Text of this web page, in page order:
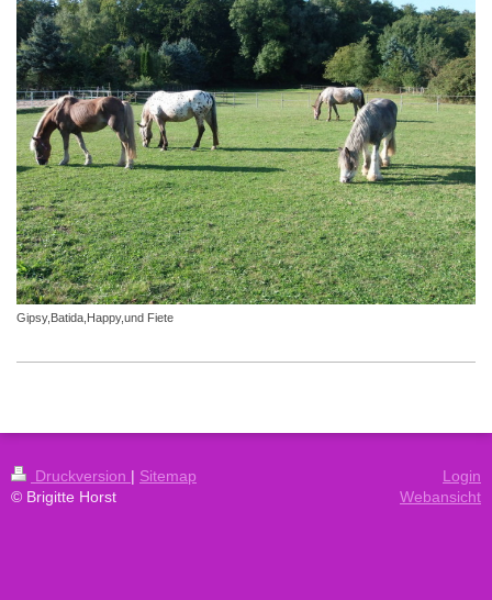
Gipsy,Batida,Happy,und Fiete
Druckversion | Sitemap
© Brigitte Horst
Login
Webansicht